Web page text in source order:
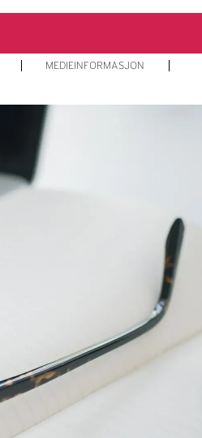
MEDIEINFORMASJON